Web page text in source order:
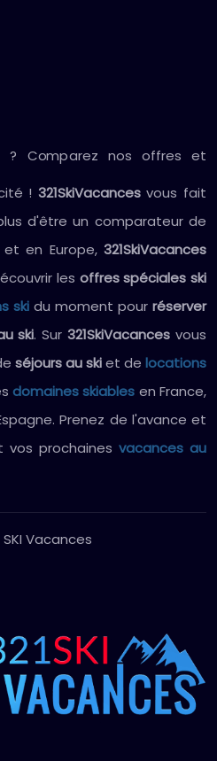
? Comparez nos offres et
! 321SkiVacancesvous fait
d'être un comparateur de
en Europe, 321SkiVacances
les offres spéciales ski
ski du moment pour réserver
ski. Sur321SkiVacances vous
séjours au skiet de locations
domaines skiables en France,
Prenez de l'avance et
vos prochaines vacances au
Vacances